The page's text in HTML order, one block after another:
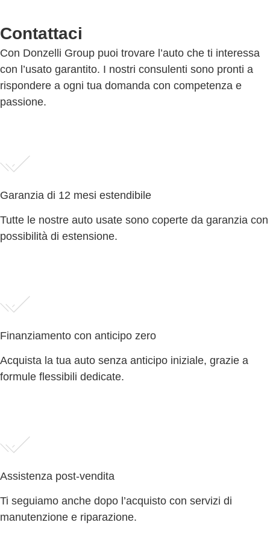
Contattaci
Con Donzelli Group puoi trovare l’auto che ti interessa
con l’usato garantito. I nostri consulenti sono pronti a
rispondere a ogni tua domanda con competenza e
passione.
Garanzia di 12 mesi estendibile
Tutte le nostre auto usate sono coperte da garanzia con
possibilità di estensione.
Finanziamento con anticipo zero
Acquista la tua auto senza anticipo iniziale, grazie a
formule flessibili dedicate.
Assistenza post-vendita
Ti seguiamo anche dopo l’acquisto con servizi di
manutenzione e riparazione.